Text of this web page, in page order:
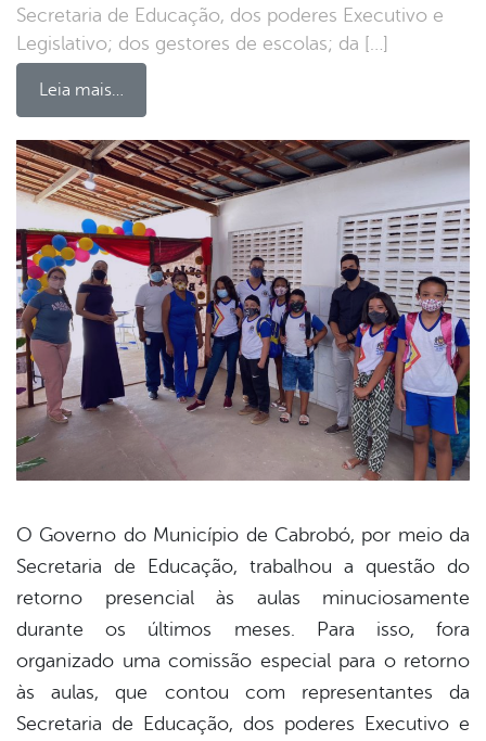
Secretaria de Educação, dos poderes Executivo e
Legislativo; dos gestores de escolas; da […]
Leia mais…
O Governo do Município de Cabrobó, por meio da
Secretaria de Educação, trabalhou a questão do
retorno presencial às aulas minuciosamente
durante os últimos meses. Para isso, fora
organizado uma comissão especial para o retorno
às aulas, que contou com representantes da
Secretaria de Educação, dos poderes Executivo e